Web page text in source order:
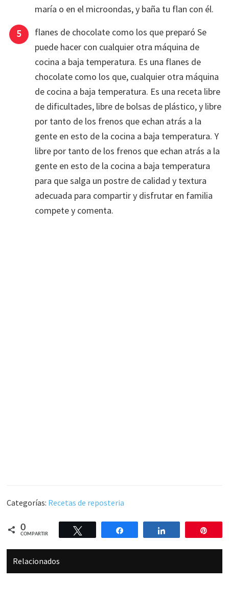
maría o en el microondas, y baña tu flan con él.
flanes de chocolate como los que preparó Se
puede hacer con cualquier otra máquina de
cocina a baja temperatura. Es una flanes de
chocolate como los que, cualquier otra máquina
de cocina a baja temperatura. Es una receta libre
de dificultades, libre de bolsas de plástico, y libre
por tanto de los frenos que echan atrás a la
gente en esto de la cocina a baja temperatura. Y
libre por tanto de los frenos que echan atrás a la
gente en esto de la cocina a baja temperatura
para que salga un postre de calidad y textura
adecuada para compartir y disfrutar en familia
compete y comenta.
Categorías: Recetas de reposteria
0
COMPARTIR
Compartir Compartir
Relacionados